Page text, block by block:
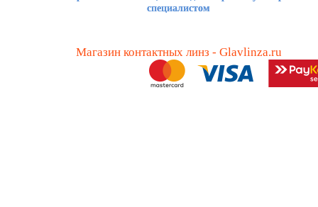
специалистом
Магазин контактных линз - Glavlinza.ru